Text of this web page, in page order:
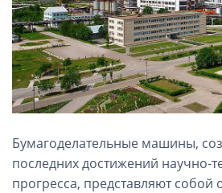
Бумагоделательные машины,
последних достижений научно-
прогресса, представляют собой